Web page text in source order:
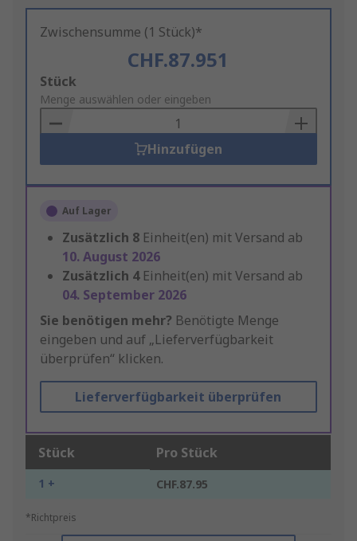
Zwischensumme (1 Stück)*
CHF.87.951
Add
to
Basket
Stück
Menge auswählen oder eingeben
Hinzufügen
Auf Lager
Zusätzlich 8 Einheit(en) mit Versand ab
10. August 2026
Zusätzlich 4 Einheit(en) mit Versand ab
04. September 2026
Sie benötigen mehr? Benötigte Menge
eingeben und auf „Lieferverfügbarkeit
überprüfen“ klicken.
Lieferverfügbarkeit überprüfen
Stück Pro Stück
1 + CHF.87.95
*Richtpreis